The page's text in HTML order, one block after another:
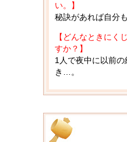
い。】
秘訣があれば自分
【どんなときにく
すか？】
1人で夜中に以前の
き…。